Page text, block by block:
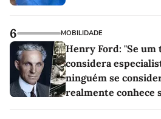
6 MOBILIDADE
Henry Ford: "Se um
considera
ninguém se
realmente conhece